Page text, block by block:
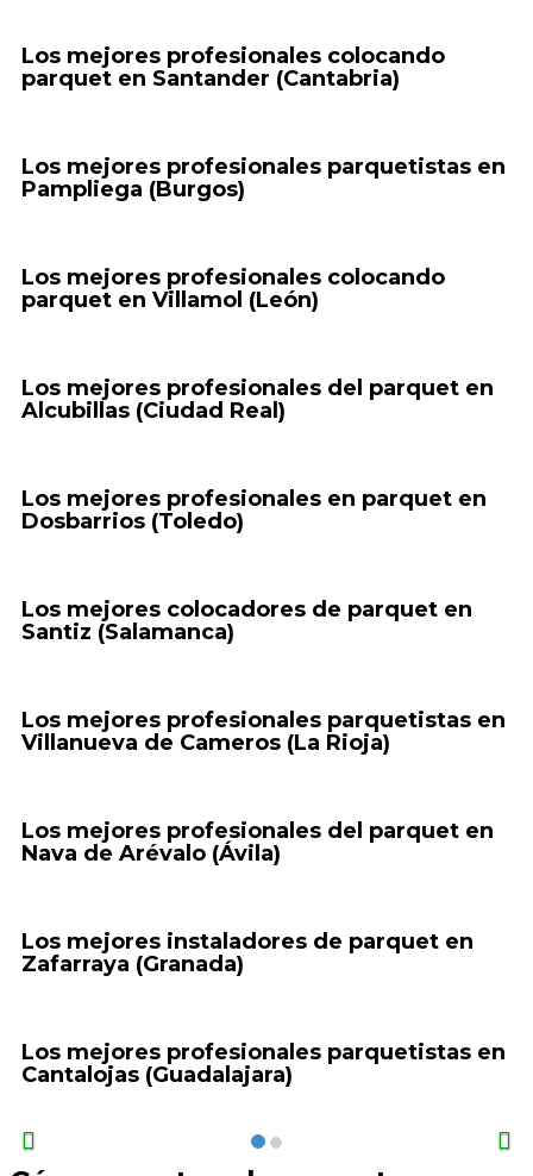
Los mejores profesionales colocando
parquet en Santander (Cantabria)
Los mejores profesionales parquetistas en
Pampliega (Burgos)
Los mejores profesionales colocando
parquet en Villamol (León)
Los mejores profesionales del parquet en
Alcubillas (Ciudad Real)
Los mejores profesionales en parquet en
Dosbarrios (Toledo)
Los mejores colocadores de parquet en
Santiz (Salamanca)
Los mejores profesionales parquetistas en
Villanueva de Cameros (La Rioja)
Los mejores profesionales del parquet en
Nava de Arévalo (Ávila)
Los mejores instaladores de parquet en
Zafarraya (Granada)
Los mejores profesionales parquetistas en
Cantalojas (Guadalajara)